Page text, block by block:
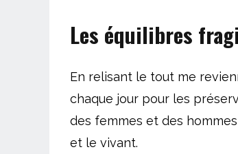
Les équilibres
En relisant le tout me
chaque jour pour les
des femmes et des
et le vivant.